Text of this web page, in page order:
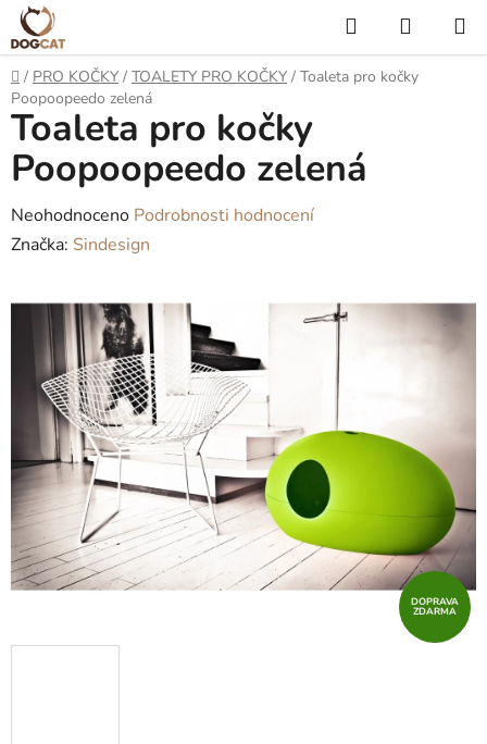
Přejít
na
obsah
Hledat
KOŠÍK
Domů
/ PRO KOČKY / TOALETY PRO KOČKY / Toaleta pro kočky
Poopoopeedo zelená
Toaleta pro kočky
Poopoopeedo zelená
Průměrné
hodnocení
je
hvězdiček.
Neohodnoceno Podrobnosti hodnocení
Značka: Sindesign
DOPRAVA
ZDARMA